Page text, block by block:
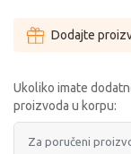
Dodajte
Ukoliko imate
proizvoda u korpu: